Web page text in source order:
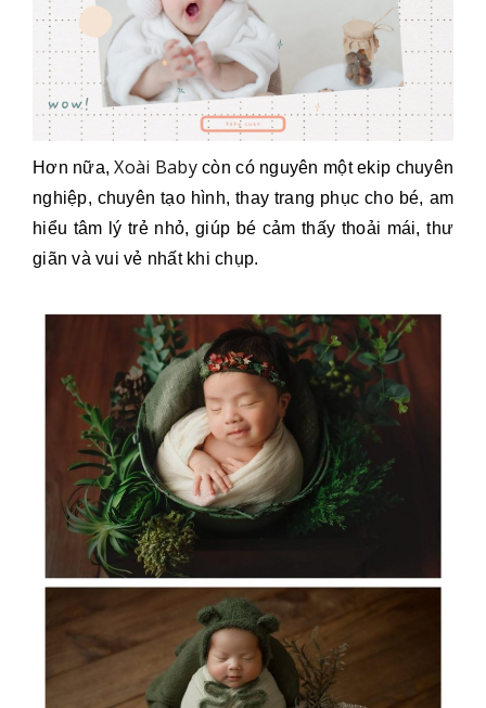
Hơn nữa,Xoài Babycòn có nguyên một ekip chuyên
nghiệp, chuyên tạo hình, thay trang phục cho bé, am
hiểu tâm lý trẻ nhỏ, giúp bé cảm thấy thoải mái, thư
giãn và vui vẻ nhất khi chụp.